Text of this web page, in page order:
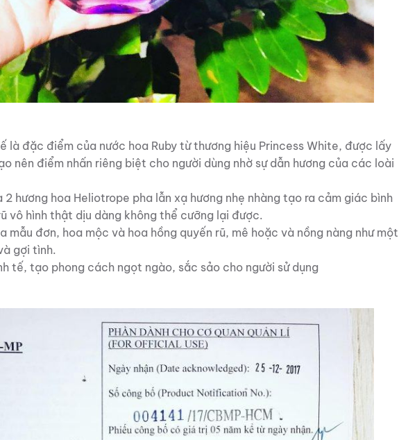
là đặc điểm của nước hoa Ruby từ thương hiệu Princess White, được lấy
nên điểm nhấn riêng biệt cho người dùng nhờ sự dẫn hương của các loài
hương hoa Heliotrope pha lẫn xạ hương nhẹ nhàng tạo ra cảm giác bình
vô hình thật dịu dàng không thể cưỡng lại được.
mẫu đơn, hoa mộc và hoa hồng quyến rũ, mê hoặc và nồng nàng như một
gợi tình.
tế, tạo phong cách ngọt ngào, sắc sảo cho người sử dụng